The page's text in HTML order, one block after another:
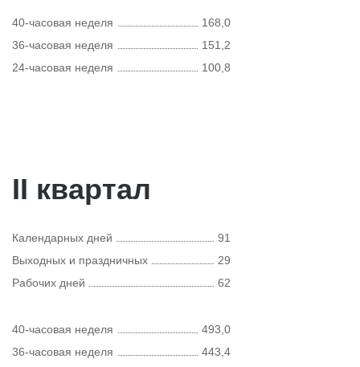
40-часовая неделя
168,0
36-часовая неделя
151,2
24-часовая неделя
100,8
II квартал
Календарных дней
91
Выходных и праздничных
29
Рабочих дней
62
40-часовая неделя
493,0
36-часовая неделя
443,4